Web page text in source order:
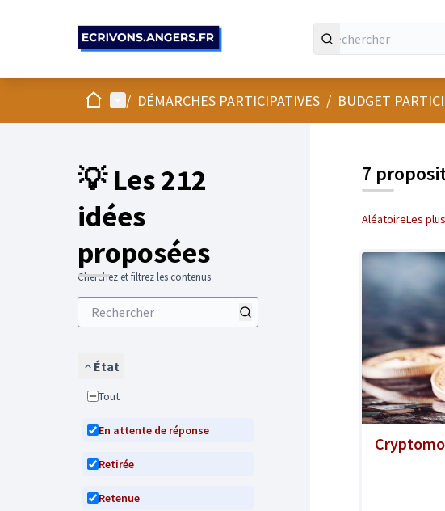
AccueilMenu principal
/ DÉMARCHES PARTICIPATIVES / BUDGET
💡 Les 212
idées
proposées
Cherchez et filtrez les contenus
État
Tout
En attente de réponse
Retirée
Retenue
7
AléatoireLes